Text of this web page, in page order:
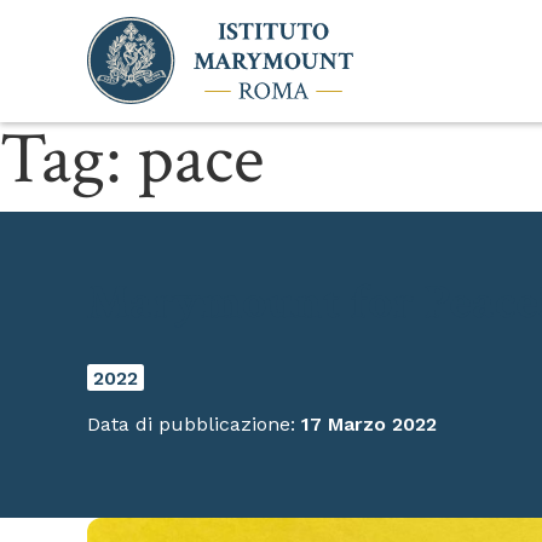
Tag: pace
2022
Data di pubblicazione: 17 Marzo 2022